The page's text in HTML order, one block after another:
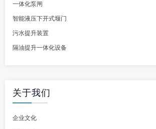
一体化泵闸
智能液压下开式堰门
污水提升装置
隔油提升一体化设备
关于我们
企业文化